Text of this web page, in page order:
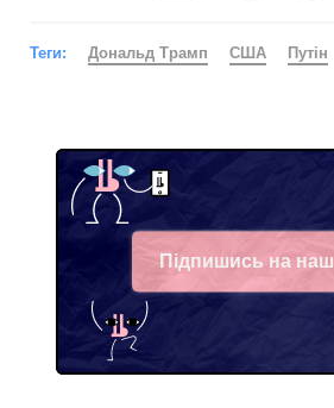
Теги: Дональд Трамп США Путін
Підпишись на наш
Telegram